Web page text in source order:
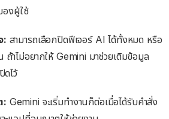
องผู้ใช้
: สามารถเลือกปิดฟีเจอร์ AI ได้ทั้งหมด หรือ
ถ้าไม่อยากให้ Gemini มาช่วยเติมข้อมูล
ไว้
: Gemini จะเริ่มทำงานก็ต่อเมื่อได้รับคำสั่ง